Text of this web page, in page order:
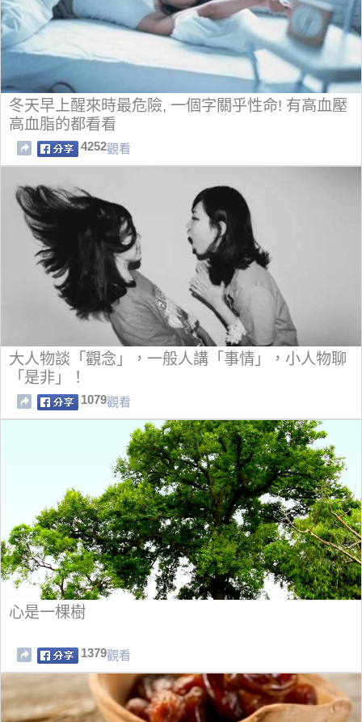
冬天早上醒來時最危險, 一個字關乎性命! 有高血壓
高血脂的都看看
4252觀看
大人物談「觀念」，一般人講「事情」，小人物聊
「是非」！
1079觀看
心是一棵樹
1379觀看